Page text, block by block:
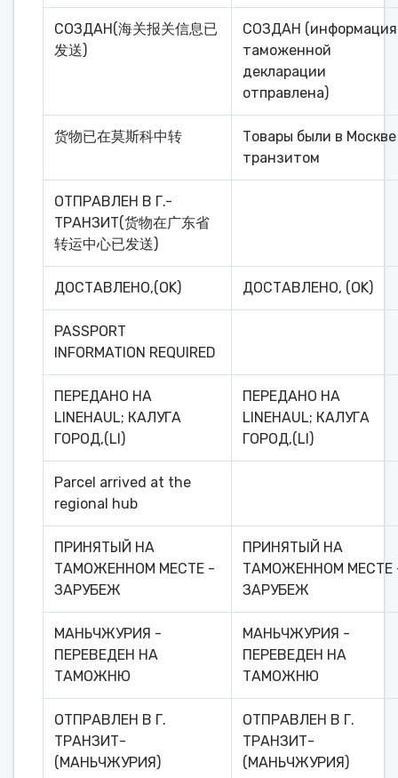
СОЗДАН(海关报关信息已
发送)
СОЗДАН
таможенной
декларации
отправлена)
货物已在莫斯科中转
Товары были в Москве
транзитом
ОТПРАВЛЕН В Г.-
ТРАНЗИТ(货物在广东省
转运中心已发送)
ДОСТАВЛЕНО,(OK) ДОСТАВЛЕНО, (OK)
PASSPORT
INFORMATION REQUIRED
ПЕРЕДАНО НА
LINEHAUL; КАЛУГА
ГОРОД,(LI)
ПЕРЕДАНО НА
LINEHAUL; КАЛУГА
ГОРОД,(LI)
Parcel arrived at the
regional hub
ПРИНЯТЫЙ НА
ТАМОЖЕННОМ МЕСТЕ -
ЗАРУБЕЖ
ПРИНЯТЫЙ НА
ТАМОЖЕННОМ МЕСТЕ
ЗАРУБЕЖ
МАНЬЧЖУРИЯ -
ПЕРЕВЕДЕН НА
ТАМОЖНЮ
МАНЬЧЖУРИЯ -
ПЕРЕВЕДЕН НА
ТАМОЖНЮ
ОТПРАВЛЕН В Г.
ТРАНЗИТ-
(МАНЬЧЖУРИЯ)
ОТПРАВЛЕН В Г.
ТРАНЗИТ-
(МАНЬЧЖУРИЯ)